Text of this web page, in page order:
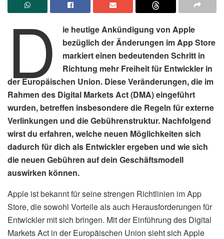
D
ie heutige Ankündigung von Apple
bezüglich der Änderungen im App Store
markiert einen bedeutenden Schritt in
Richtung mehr Freiheit für Entwickler in
der Europäischen Union. Diese Veränderungen, die im
Rahmen des Digital Markets Act (DMA) eingeführt
wurden, betreffen insbesondere die Regeln für externe
Verlinkungen und die Gebührenstruktur. Nachfolgend
wirst du erfahren, welche neuen Möglichkeiten sich
dadurch für dich als Entwickler ergeben und wie sich
die neuen Gebühren auf dein Geschäftsmodell
auswirken können.
Apple ist bekannt für seine strengen Richtlinien im App
Store, die sowohl Vorteile als auch Herausforderungen für
Entwickler mit sich bringen. Mit der Einführung des Digital
Markets Act in der Europäischen Union sieht sich Apple